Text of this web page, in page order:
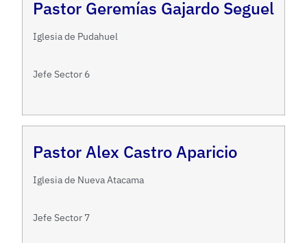
Pastor Geremías Gajardo Seguel
Iglesia de Pudahuel
Jefe Sector 6
Pastor Alex Castro Aparicio
Iglesia de Nueva Atacama
Jefe Sector 7